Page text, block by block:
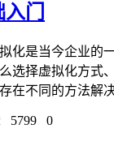
门
化是当今企业的
选择虚拟化方式
在不同的方法解
5799
0